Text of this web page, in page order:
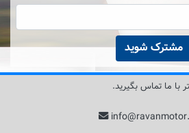
مشترک شوید
با ما تماس بگیرید.